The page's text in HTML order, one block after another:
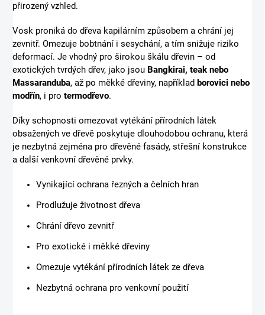
přirozený vzhled.
Vosk proniká do dřeva kapilárním způsobem a chrání jej
zevnitř. Omezuje bobtnání i sesychání, a tím snižuje riziko
deformací. Je vhodný pro širokou škálu dřevin – od
exotických tvrdých dřev, jako jsou Bangkirai, teak nebo
Massaranduba, až po měkké dřeviny, například borovici nebo
modřín, i pro termodřevo.
Díky schopnosti omezovat vytékání přírodních látek
obsažených ve dřevě poskytuje dlouhodobou ochranu, která
je nezbytná zejména pro dřevěné fasády, střešní konstrukce
a další venkovní dřevěné prvky.
Vynikající ochrana řezných a čelních hran
Prodlužuje životnost dřeva
Chrání dřevo zevnitř
Pro exotické i měkké dřeviny
Omezuje vytékání přírodních látek ze dřeva
Nezbytná ochrana pro venkovní použití